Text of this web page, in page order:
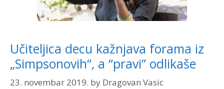
Učiteljica decu kažnjava forama iz
„Simpsonovih“, a “pravi” odlikaše
23. novembar 2019. by Dragovan Vasic